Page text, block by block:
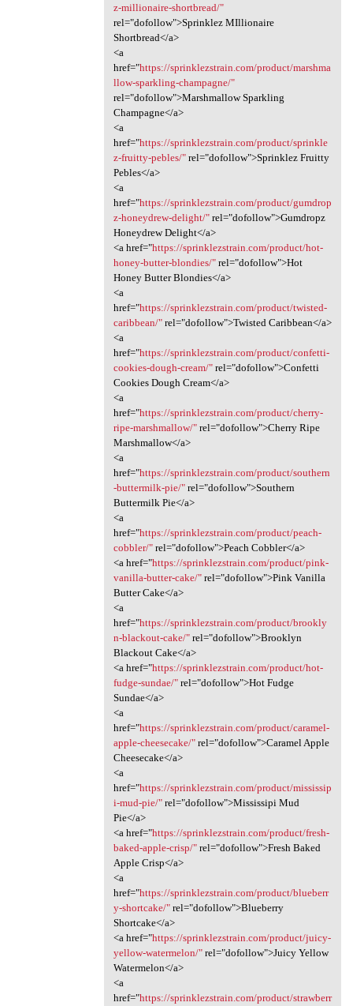
z-millionaire-shortbread/"
rel="dofollow">Sprinklez MIllionaire
Shortbread</a>
<a
href="https://sprinklezstrain.com/product/marshma
llow-sparkling-champagne/"
rel="dofollow">Marshmallow Sparkling
Champagne</a>
<a
href="https://sprinklezstrain.com/product/sprinkle
z-fruitty-pebles/"rel="dofollow">Sprinklez Fruitty
Pebles</a>
<a
href="https://sprinklezstrain.com/product/gumdrop
z-honeydrew-delight/"rel="dofollow">Gumdropz
Honeydrew Delight</a>
<a href="https://sprinklezstrain.com/product/hot-
honey-butter-blondies/"rel="dofollow">Hot
Honey Butter Blondies</a>
<a
href="https://sprinklezstrain.com/product/twisted-
caribbean/"rel="dofollow">Twisted Caribbean</a>
<a
href="https://sprinklezstrain.com/product/confetti-
cookies-dough-cream/"rel="dofollow">Confetti
Cookies Dough Cream</a>
<a
href="https://sprinklezstrain.com/product/cherry-
ripe-marshmallow/"rel="dofollow">Cherry Ripe
Marshmallow</a>
<a
href="https://sprinklezstrain.com/product/southern
-buttermilk-pie/"rel="dofollow">Southern
Buttermilk Pie</a>
<a
href="https://sprinklezstrain.com/product/peach-
cobbler/"rel="dofollow">Peach Cobbler</a>
<a href="https://sprinklezstrain.com/product/pink-
vanilla-butter-cake/"rel="dofollow">Pink Vanilla
Butter Cake</a>
<a
href="https://sprinklezstrain.com/product/brookly
n-blackout-cake/"rel="dofollow">Brooklyn
Blackout Cake</a>
<a href="https://sprinklezstrain.com/product/hot-
fudge-sundae/"rel="dofollow">Hot Fudge
Sundae</a>
<a
href="https://sprinklezstrain.com/product/caramel-
apple-cheesecake/"rel="dofollow">Caramel Apple
Cheesecake</a>
<a
href="https://sprinklezstrain.com/product/mississip
i-mud-pie/"rel="dofollow">Mississipi Mud
Pie</a>
<a href="https://sprinklezstrain.com/product/fresh-
baked-apple-crisp/"rel="dofollow">Fresh Baked
Apple Crisp</a>
<a
href="https://sprinklezstrain.com/product/blueberr
y-shortcake/"rel="dofollow">Blueberry
Shortcake</a>
<a href="https://sprinklezstrain.com/product/juicy-
yellow-watermelon/"rel="dofollow">Juicy Yellow
Watermelon</a>
<a
href="https://sprinklezstrain.com/product/strawberr